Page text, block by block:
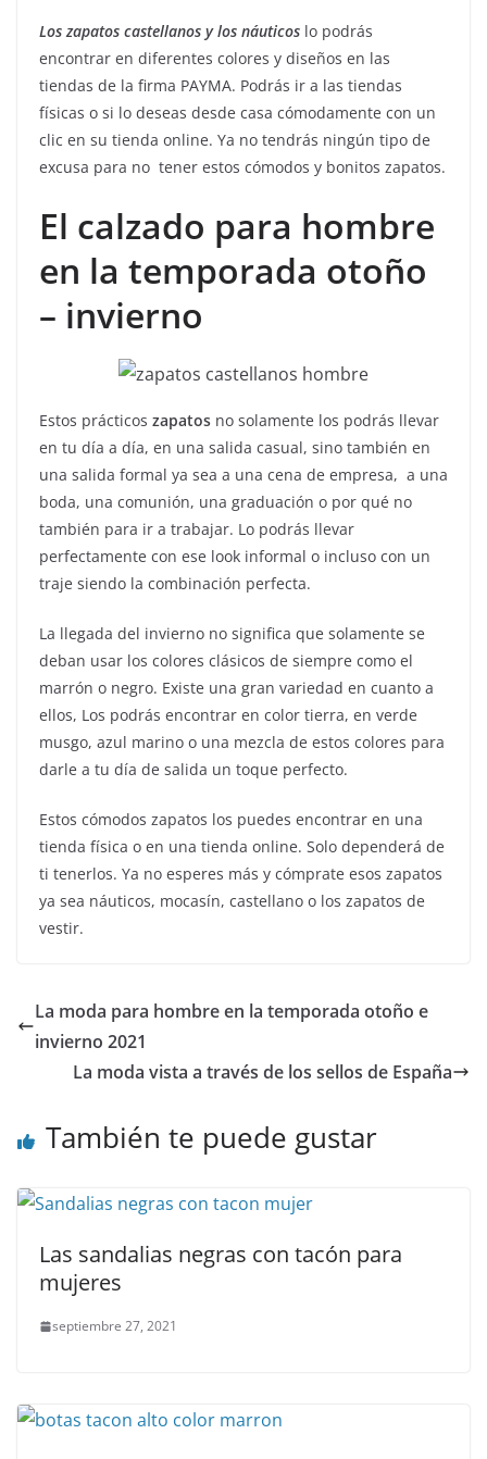
Los zapatos castellanos y los náuticos lo podrás
encontrar en diferentes colores y diseños en las
tiendas de la firma PAYMA. Podrás ir a las tiendas
físicas o si lo deseas desde casa cómodamente con un
clic en su tienda online. Ya no tendrás ningún tipo de
excusa para no tener estos cómodos y bonitos zapatos.
El calzado para hombre
en la temporada otoño
– invierno
Estos prácticos zapatos no solamente los podrás llevar
en tu día a día, en una salida casual, sino también en
una salida formal ya sea a una cena de empresa, a una
boda, una comunión, una graduación o por qué no
también para ir a trabajar. Lo podrás llevar
perfectamente con ese look informal o incluso con un
traje siendo la combinación perfecta.
La llegada del invierno no significa que solamente se
deban usar los colores clásicos de siempre como el
marrón o negro. Existe una gran variedad en cuanto a
ellos, Los podrás encontrar en color tierra, en verde
musgo, azul marino o una mezcla de estos colores para
darle a tu día de salida un toque perfecto.
Estos cómodos zapatos los puedes encontrar en una
tienda física o en una tienda online. Solo dependerá de
ti tenerlos. Ya no esperes más y cómprate esos zapatos
ya sea náuticos, mocasín, castellano o los zapatos de
vestir.
La moda para hombre en la temporada otoño e
invierno 2021
La moda vista a través de los sellos de España
También te puede gustar
Las sandalias negras con tacón para
mujeres
septiembre 27, 2021